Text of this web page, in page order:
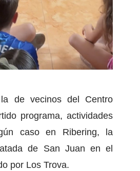
de vecinos del Centro
programa, actividades
caso en Ribering, la
de San Juan en el
por Los Trova.